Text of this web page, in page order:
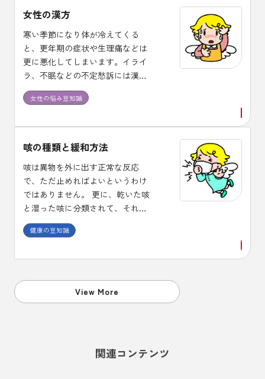
女性の漢方
寒い季節になり体が冷えてくる
と、更年期の症状や生理痛などは
更に悪化してしまいます。イライ
ラ、不眠などの不定愁訴には漢方
治療が適しており、体質に合った
漢方薬を１ヶ月程度は継続して服
女性の悩み豆知識
咳の種類と緩和方法
咳は異物を外に出す正常な反応
で、ただ止めればよいというわけ
ではありません。 更に、乾いた咳
と湿った咳に分類されて、それぞ
れに使用する薬剤が異なります。
また、咳止め薬には中枢性と末梢
を使うと症状が悪化する場合があ
健康の豆知識
View More
関連コンテンツ